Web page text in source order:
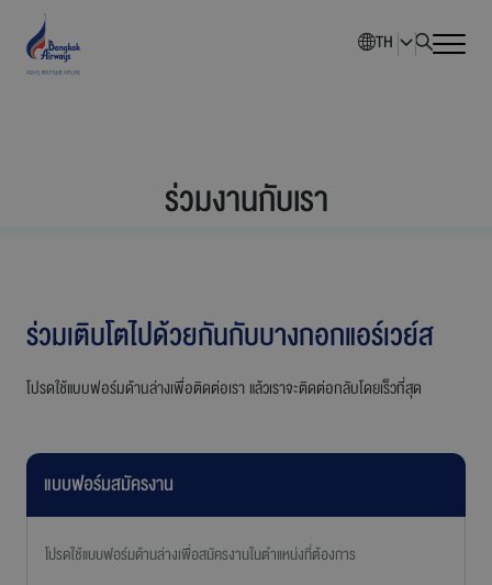
การพัฒนาอย่างยั่งยืน
ข่าวสารองค์กร
ร่วมงานกับเรา
TH
ร่วมงานกับเรา
ร่วมเติบโตไปด้วยกันกับบางกอกแอร์เวย์ส
โปรดใช้แบบฟอร์มด้านล่างเพื่อติดต่อเรา แล้วเราจะติดต่อกลับโดยเร็วที่สุด
แบบฟอร์มสมัครงาน
โปรดใช้แบบฟอร์มด้านล่างเพื่อสมัครงานในตำแหน่งที่ต้องการ